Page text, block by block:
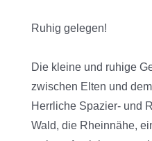
Ruhig gelegen!
Die kleine und ruhige
zwischen Elten und
Herrliche Spazier- und
Wald, die Rheinnähe,